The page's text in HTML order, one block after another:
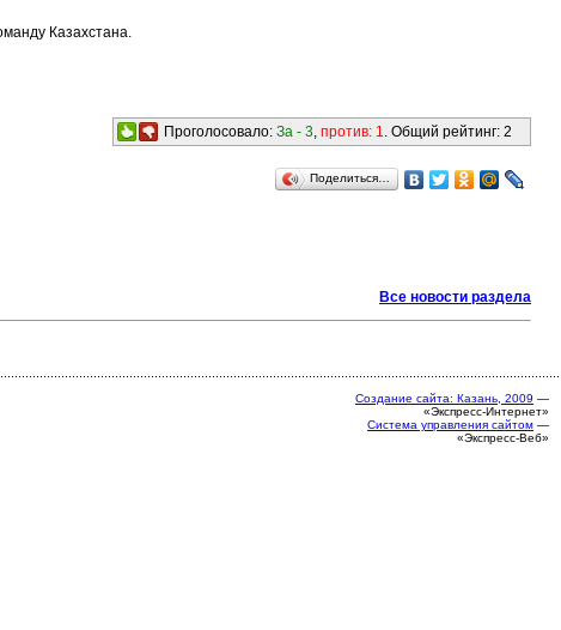
Казахстана.
Проголосовало: За - 3, против: 1. Общий рейтинг: 2
Поделиться…
Все новости раздела
Создание сайта: Казань, 2009 —
«Экспресс-Интернет»
Система управления сайтом —
«Экспресс-Веб»